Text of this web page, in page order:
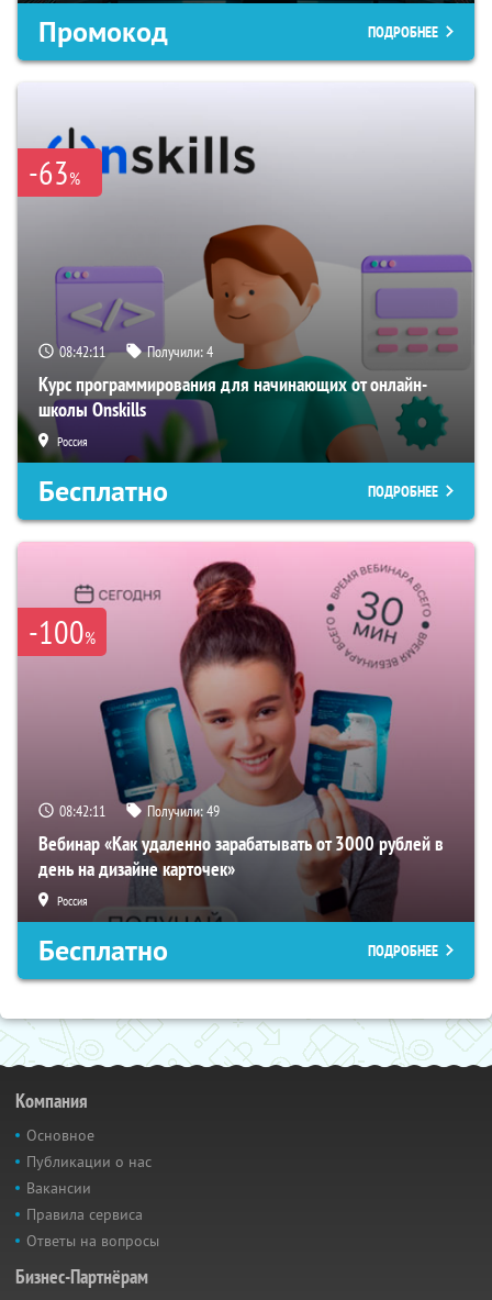
Промокод ПОДРОБНЕЕ
-63%
08:42:10 Получили:4
Курс программирования для начинающих от онлайн-
школы Onskills
Россия
Бесплатно ПОДРОБНЕЕ
-100%
08:42:10 Получили:49
Вебинар «Как удаленно зарабатывать от 3000 рублей в
день на дизайне карточек»
Россия
Бесплатно ПОДРОБНЕЕ
Компания
Основное
Публикации о нас
Вакансии
Правила сервиса
Ответы на вопросы
Бизнес-Партнёрам